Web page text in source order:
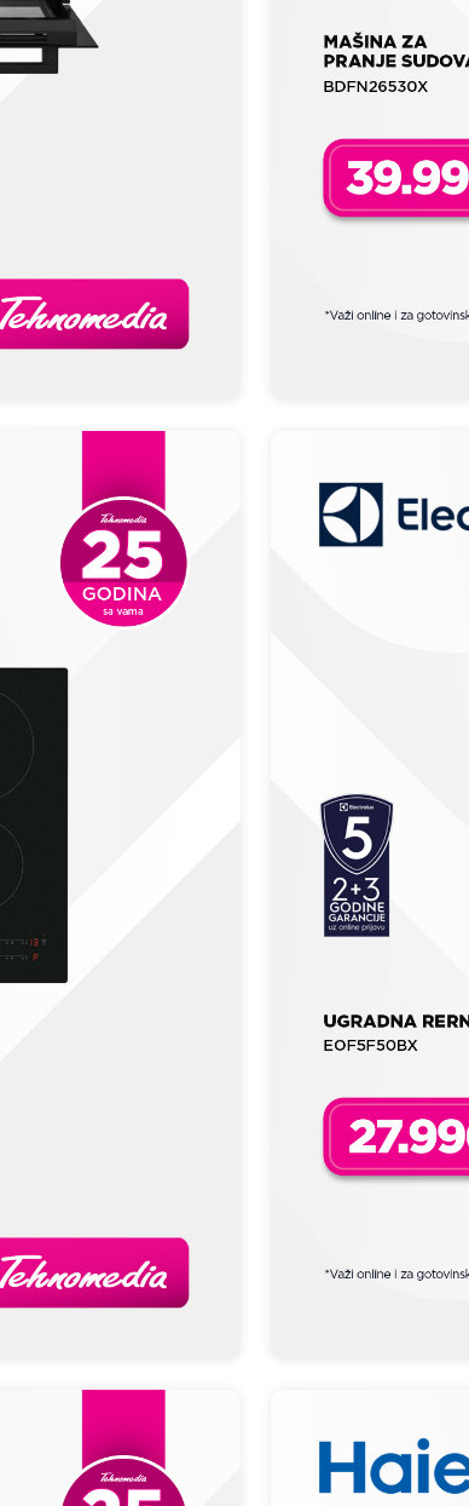
UGRADNE MAŠINE ZA PRANJE SUDOVA
Proizvod je dodat u korpu.